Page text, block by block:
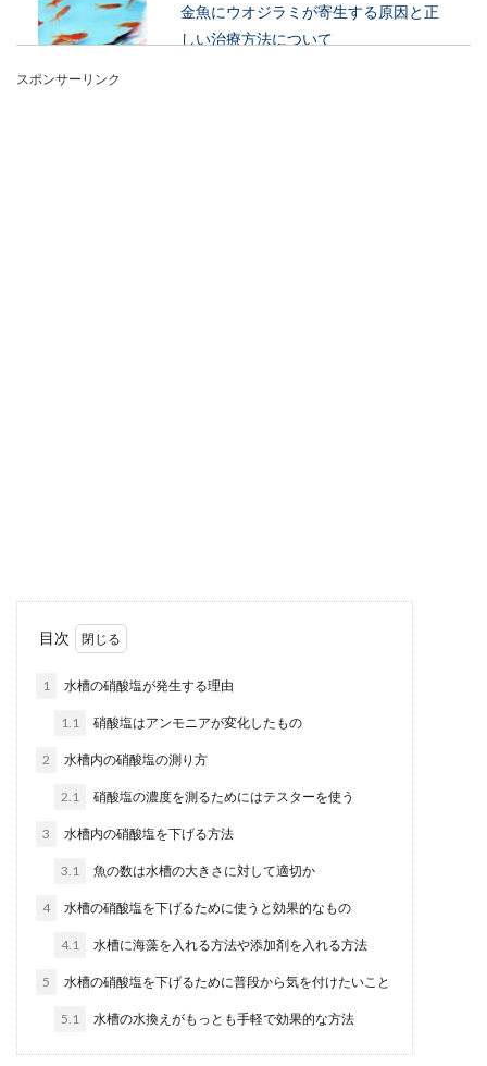
金魚にウオジラミが寄生する原因と正
しい治療方法について
カナヘビの飼い方とは？土の役割と飼
カナヘビの飼い方で必要となる土はどんなものを
用意したらいいのでしょうか？外でつかまえたも
のであれば、...
水槽のエアレーションの水はね対策！
水浸しにならない方法
水槽に酸素を供給するためにエアレーションを使
っている方は多いですが、小さな水しぶきが飛び
メダカの飼育は発泡スチロールででき
スポンサーリンク
目次
1 水槽の硝酸塩が発生する理由
1.1 硝酸塩はアンモニアが変化したもの
2 水槽内の硝酸塩の測り方
2.1 硝酸塩の濃度を測るためにはテスターを使う
3 水槽内の硝酸塩を下げる方法
3.1 魚の数は水槽の大きさに対して適切か
4 水槽の硝酸塩を下げるために使うと効果的なもの
4.1 水槽に海藻を入れる方法や添加剤を入れる方法
5 水槽の硝酸塩を下げるために普段から気を付けたいこと
5.1 水槽の水換えがもっとも手軽で効果的な方法